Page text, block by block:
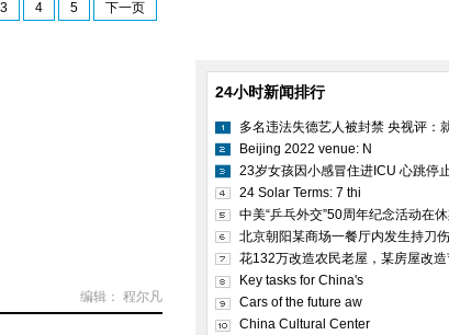
3 4 5 下一页
编辑： 程尔凡
24小时新闻排行
多名违法失德艺人被封禁 央视评：
Beijing 2022 venue: N
23岁女孩因小感冒住进ICU 心跳停
24 Solar Terms: 7 thi
中美“乒乓外交”50周年纪念活动在
北京朝阳某商场一餐厅内发生持刀
花132万改造农民老屋，某房屋改
Key tasks for China's
Cars of the future aw
China Cultural Center